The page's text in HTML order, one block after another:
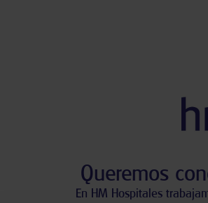
Queremos
En HM Hospitales